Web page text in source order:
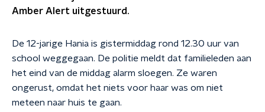
Amber Alert uitgestuurd.
De 12-jarige Hania is gistermiddag rond 12.30 uur van
school weggegaan. De politie meldt dat familieleden aan
het eind van de middag alarm sloegen. Ze waren
ongerust, omdat het niets voor haar was om niet
meteen naar huis te gaan.